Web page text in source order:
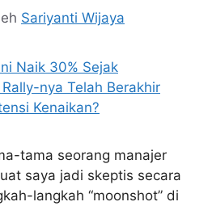
Sariyanti Wijaya
tama seorang manajer
saya jadi skeptis secara
langkah “moonshot” di